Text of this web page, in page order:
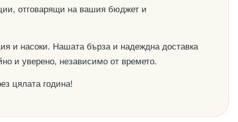
отговарящи на вашия бюджет и
и насоки. Нашата бърза и надеждна доставка
и уверено, независимо от времето.
цялата година!